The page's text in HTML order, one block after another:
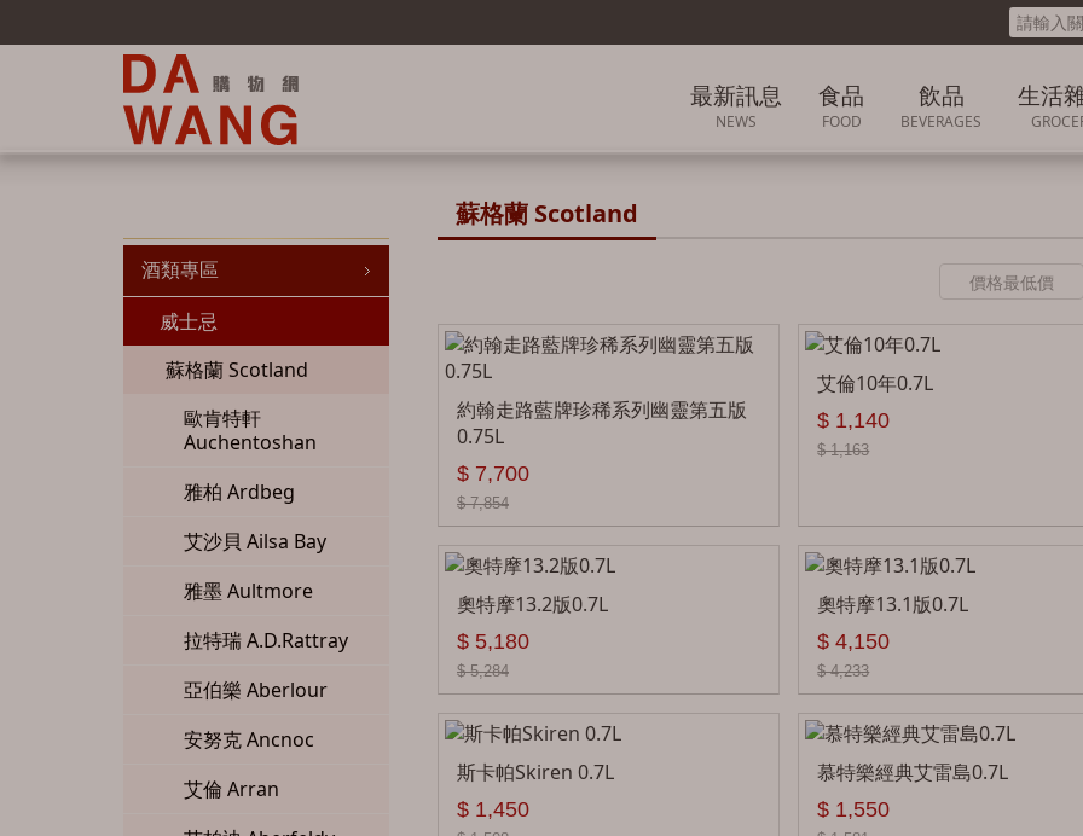
最新訊息
NEWS
食品
FOOD
各國零食精選專區
堅果
豆類
泡麵/沖泡食品
其他
飲品
BEVERAGES
韓國 KOREA
馬來西亞MALAYSIA
台灣 TAIWAN
泰國 THAILAND
生活
酒類專區
威士忌
蘇格蘭 Scotland
歐肯特軒
Auchentoshan
雅柏 Ardbeg
艾沙貝 Ailsa Bay
雅墨 Aultmore
拉特瑞 A.D.Rattray
亞伯樂 Aberlour
安努克 Ancnoc
艾倫 Arran
蘇格蘭 Scotland
約翰走路藍牌珍稀系列幽靈第五版
0.75L
$ 7,700
$ 7,854
艾倫10年0.7L
$ 1,140
$ 1,163
奧特摩13.2版0.7L
$ 5,180
$ 5,284
奧特摩13.1版0.7L
$ 4,150
$ 4,233
斯卡帕Skiren 0.7L
$ 1,450
慕特樂經典艾雷島0.7L
$ 1,550